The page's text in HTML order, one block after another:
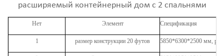
расширяемый контейнерный дом с 2 спальнями
Нет Элемент Спецификация
1 размер конструкции 20 футов 5850*6300*2500 мм,